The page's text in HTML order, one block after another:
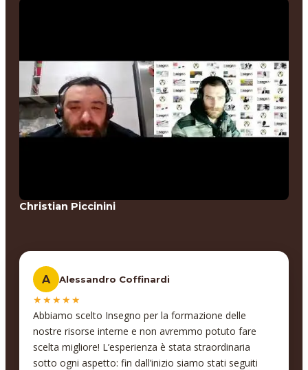
Christian Piccinini
A Alessandro Coffinardi
★★★★★
Abbiamo scelto Insegno per la formazione delle
nostre risorse interne e non avremmo potuto fare
scelta migliore! L’esperienza è stata straordinaria
sotto ogni aspetto: fin dall’inizio siamo stati seguiti